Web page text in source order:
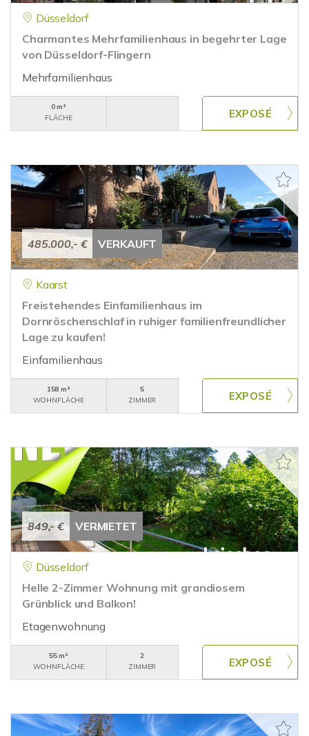
Düsseldorf
Charmantes Mehrfamilienhaus in begehrter Lage
von Düsseldorf-Flingern
Mehrfamilienhaus
0 m²
FLÄCHE
485.000,- € VERKAUFT
Kaarst
Freistehendes Einfamilienhaus im
Dornröschenschlaf in ruhiger familienfreundlicher
Lage zu kaufen!
Einfamilienhaus
158 m²
WOHNFLÄCHE
5
ZIMMER
849,- € VERMIETET
Düsseldorf
Helle 2-Zimmer Wohnung mit grandiosem
Grünblick und Balkon!
Etagenwohnung
55 m²
WOHNFLÄCHE
2
ZIMMER